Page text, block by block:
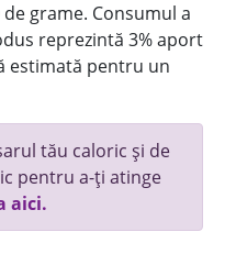
grame. Consumul a
reprezintă 3% aport
estimată pentru un
tău caloric și de
pentru a-ți atinge
aici.